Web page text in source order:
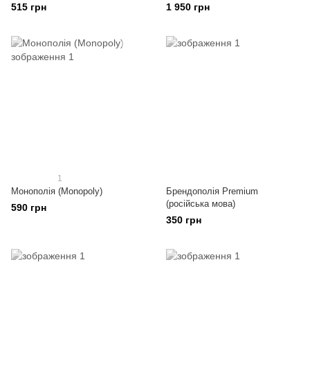
515 грн 1 950 грн
1
Монополія (Monopoly)
590 грн
Брендополія Premium
(російська мова)
350 грн